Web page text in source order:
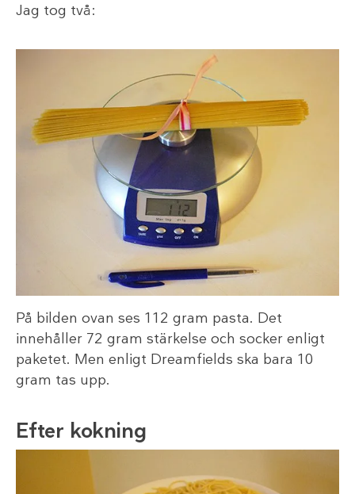
Jag tog två:
På bilden ovan ses 112 gram pasta. Det
innehåller 72 gram stärkelse och socker enligt
paketet. Men enligt Dreamfields ska bara 10
gram tas upp.
Efter kokning